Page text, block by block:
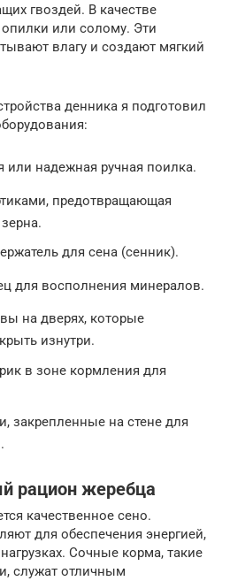
гвоздей. В качестве
или солому. Эти
влагу и создают мягкий
денника я подготовил
или надежная ручная поилка.
предотвращающая
для сена (сенник).
для восполнения минералов.
на дверях, которые
изнутри.
в зоне кормления для
закрепленные на стене для
рацион жеребца
качественное сено.
для обеспечения энергией,
Сочные корма, такие
служат отличным